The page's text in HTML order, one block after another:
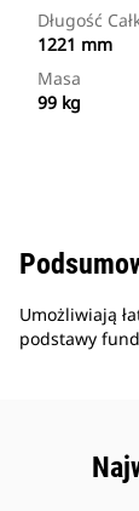
Długość
1221 mm
Masa
99 kg
Umożliwiają
podstawy